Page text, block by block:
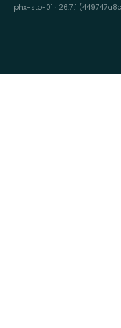
phx-sto-01 · 26.7.1